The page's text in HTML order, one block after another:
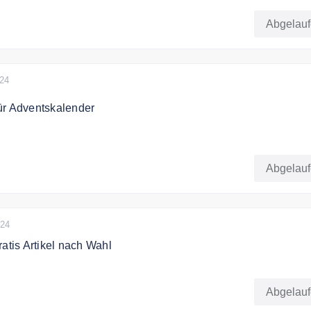
Adventskalender
Artikel nach Wahl